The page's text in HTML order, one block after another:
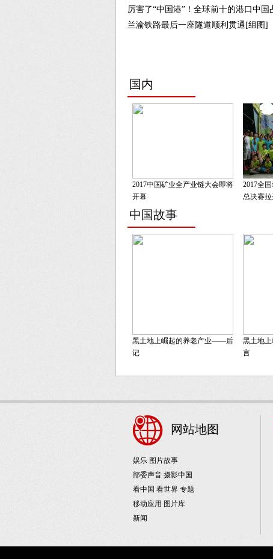
厉害了“中国港”！全球前十的港口中国
兰渝铁路最后一座隧道顺利贯通[组图]